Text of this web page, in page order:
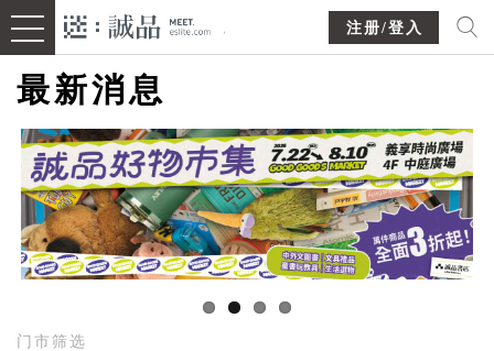
注册/登入
最新消息
门市筛选